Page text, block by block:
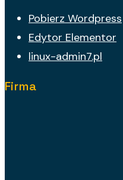
Pobierz Wordpress
Edytor Elementor
linux-admin7.pl
Firma